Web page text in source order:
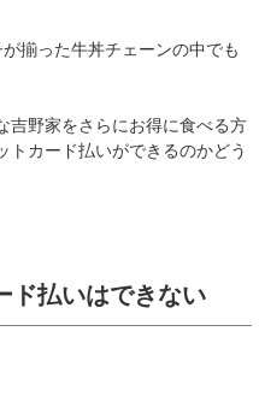
揃った牛丼チェーンの中でも
吉野家をさらにお得に食べる方
トカード払いができるのかどう
ド払いはできない